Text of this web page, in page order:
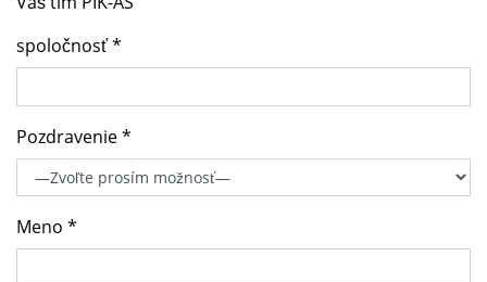
spoločnosť *
Pozdravenie *
Meno *